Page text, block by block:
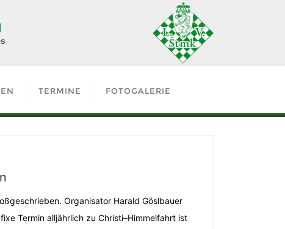
TERMINE FOTOGALERIE
Organisator Harald Göslbauer
Termin alljährlich zu Christi–Himmelfahrt ist